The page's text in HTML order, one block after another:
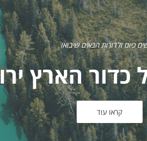
כיום ולדורות הבאים שיבואו
כדור הארץ
קראו עוד